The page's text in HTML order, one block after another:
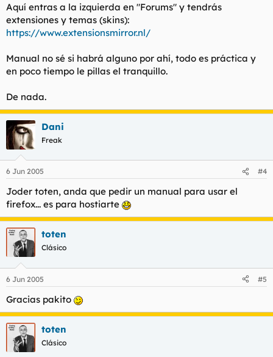
Aquí entras a la izquierda en "Forums" y tendrás
extensiones y temas (skins):
https://www.extensionsmirror.nl/
Manual no sé si habrá alguno por ahí, todo es práctica y
en poco tiempo le pillas el tranquillo.
De nada.
Dani
Freak
6 Jun 2005 #4
Joder toten, anda que pedir un manual para usar el
firefox... es para hostiarte
toten
Clásico
6 Jun 2005 #5
Gracias pakito
toten
Clásico